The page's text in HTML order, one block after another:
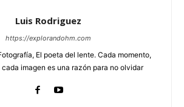
Luis Rodriguez
https://explorandohm.com
El poeta del lente. Cada momento,
imagen es una razón para no olvidar